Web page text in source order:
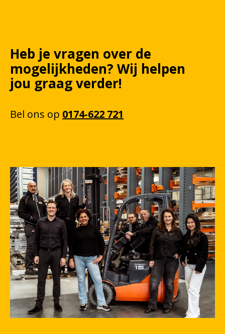
Heb je vragen over de
mogelijkheden? Wij helpen
jou graag verder!
Bel ons op 0174-622 721